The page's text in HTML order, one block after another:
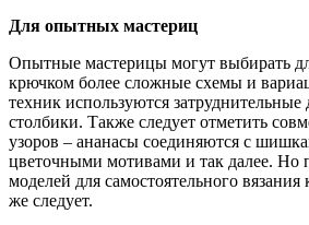
Для опытных мастериц
Опытные мастерицы могут выбирать
крючком более сложные схемы и
техник используются
столбики. Также следует отметить
узоров – ананасы соединяются с
цветочными мотивами и так далее. Но
моделей для самостоятельного
же следует.